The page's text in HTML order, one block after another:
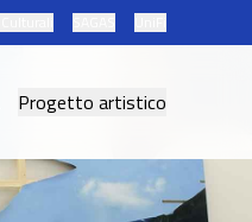
Progetto artistico